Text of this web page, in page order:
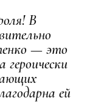
В
— это
ей